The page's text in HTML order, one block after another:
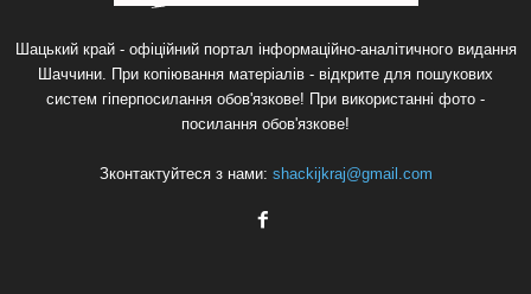
Шацький край - офіційний портал інформаційно-аналітичного видання
Шаччини. При копіювання матеріалів - відкрите для пошукових
систем гіперпосилання обов'язкове! При використанні фото -
посилання обов'язкове!
Зконтактуйтеся з нами: shackijkraj@gmail.com